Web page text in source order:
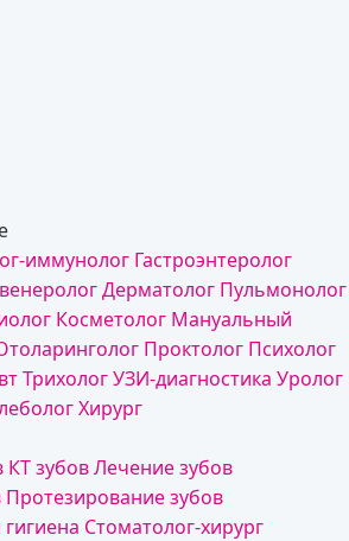
иммунолог Гастроэнтеролог
Дерматолог Пульмонолог
Косметолог Мануальный
Проктолог Психолог
ТрихологУЗИ-диагностика Уролог
Хирург
КТ зубовЛечение зубов
Протезирование зубов
Стоматолог-хирург